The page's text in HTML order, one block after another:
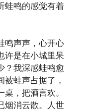
蛙鸣的感觉有着
鸣声声，心开心
许是在小城里呆
？我深感蛙鸣愈
蛙声占据了，
，把酒言欢。
烟消云散。人世